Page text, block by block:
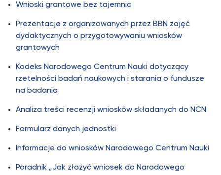
Wnioski grantowe bez tajemnic
Prezentacje z organizowanych przez BBN zajęć
dydaktycznych o przygotowywaniu wniosków
grantowych
Kodeks Narodowego Centrum Nauki dotyczący
rzetelności badań naukowych i starania o fundusze
na badania
Analiza treści recenzji wniosków składanych do NCN
Formularz danych jednostki
Informacje do wniosków Narodowego Centrum Nauki
Poradnik „Jak złożyć wniosek do Narodowego